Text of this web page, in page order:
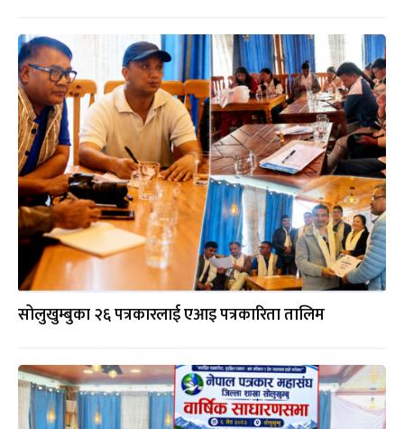
सोलुखुम्बुका २६ पत्रकारलाई एआइ पत्रकारिता तालिम